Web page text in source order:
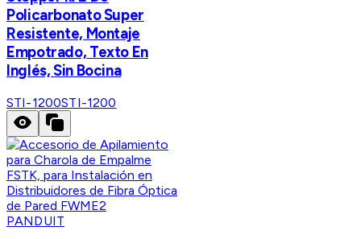
Policarbonato Super
Resistente, Montaje
Empotrado, Texto En
Inglés, Sin Bocina
STI-1200STI-1200
PANDUIT